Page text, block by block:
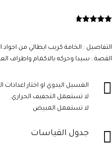
تقييمعملاء
التفاصيل : الخامة كريب ايطالي من اجواد
القصة : سيدا وحركه بالاكمام واطراف

الغسيل اليدوي او اختار
لا تستعمل التجفيف الحراري
لا تستعمل المبيض
 جدول القياسات